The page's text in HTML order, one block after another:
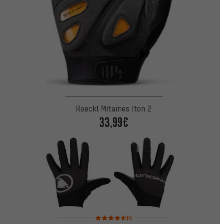
Roeckl Mitaines Iton 2
33,99€
Note moyenne : 4,5 sur 5 d'après 6 avis
(6)